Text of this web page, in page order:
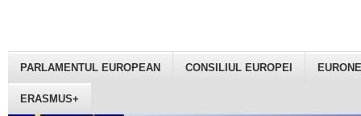
PARLAMENTUL EUROPEAN CONSILIUL EUROPEI
ERASMUS+